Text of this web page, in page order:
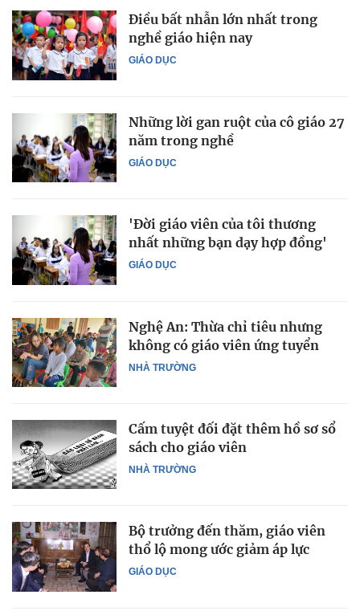
GIÁO DỤC
Điều bất nhẫn lớn nhất trong
nghề giáo hiện nay
GIÁO DỤC
Những lời gan ruột của cô giáo 27
năm trong nghề
GIÁO DỤC
'Đời giáo viên của tôi thương
nhất những bạn dạy hợp đồng'
NHÀ TRƯỜNG
Nghệ An: Thừa chỉ tiêu nhưng
không có giáo viên ứng tuyển
NHÀ TRƯỜNG
Cấm tuyệt đối đặt thêm hồ sơ sổ
sách cho giáo viên
GIÁO DỤC
Bộ trưởng đến thăm, giáo viên
thổ lộ mong ước giảm áp lực